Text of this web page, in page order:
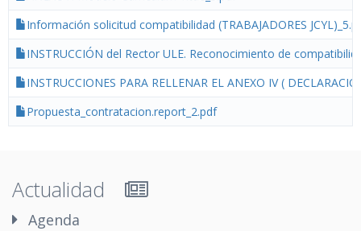
Información solicitud compatibilidad (TRABAJADORES
INSTRUCCIÓN del Rector ULE. Reconocimiento de
INSTRUCCIONES PARA RELLENAR EL ANEXO IV (
Propuesta_contratacion.report_2.pdf
Actualidad
Agenda